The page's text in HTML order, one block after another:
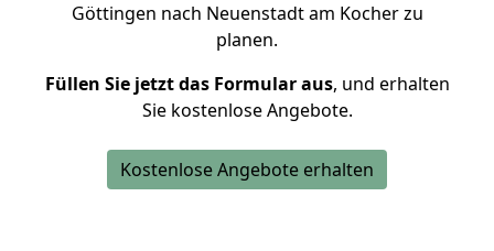
Göttingen nach Neuenstadt am Kocher zu
planen.
Füllen Sie jetzt das Formular aus, und erhalten
Sie kostenlose Angebote.
Kostenlose Angebote erhalten